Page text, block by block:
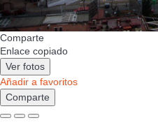
Comparte
Enlace copiado
Ver fotos
Añadir a favoritos
Comparte